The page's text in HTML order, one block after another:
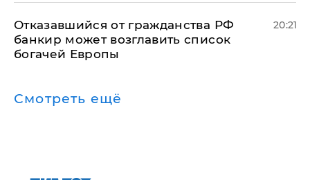
Отказавшийся от гражданства РФ
банкир может возглавить список
богачей Европы
20:21
Смотреть ещё